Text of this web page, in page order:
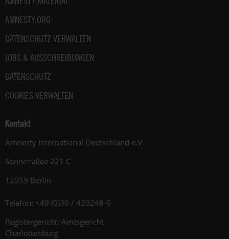
AMNESTY.ORG
DATENSCHUTZ VERWALTEN
JOBS & AUSSCHREIBUNGEN
DATENSCHUTZ
COOKIES VERWALTEN
Kontakt
Amnesty International Deutschland e.V.
Sonnenallee 221 C
12059 Berlin
Telefon: +49 (0)30 / 420248-0
Registergericht: Amtsgericht
Charlottenburg